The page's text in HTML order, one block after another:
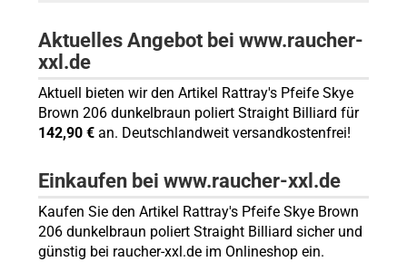
Aktuelles Angebot bei www.raucher-
xxl.de
Aktuell bieten wir den Artikel Rattray's Pfeife Skye
Brown 206 dunkelbraun poliert Straight Billiard für
142,90 €an. Deutschlandweit versandkostenfrei!
Einkaufen bei www.raucher-xxl.de
Kaufen Sie den Artikel Rattray's Pfeife Skye Brown
206 dunkelbraun poliert Straight Billiard sicher und
günstig bei raucher-xxl.de im Onlineshop ein.